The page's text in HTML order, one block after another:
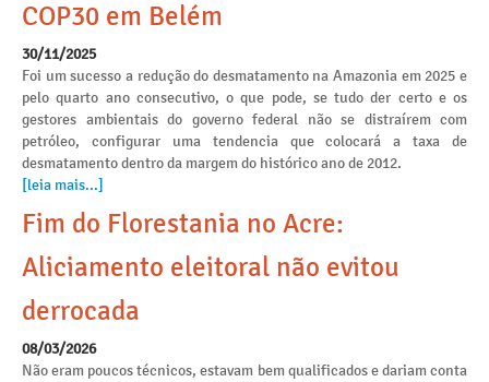
COP30 em Belém
30/11/2025
Foi um sucesso a redução do desmatamento na Amazonia em 2025 e
pelo quarto ano consecutivo, o que pode, se tudo der certo e os
gestores ambientais do governo federal não se distraírem com
petróleo, configurar uma tendencia que colocará a taxa de
desmatamento dentro da margem do histórico ano de 2012.
[leia mais...]
Fim do Florestania no Acre:
Aliciamento eleitoral não evitou
derrocada
08/03/2026
Não eram poucos técnicos, estavam bem qualificados e dariam conta